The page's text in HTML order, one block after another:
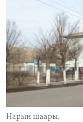
ЭЖЕ-СИҢДИЛЕР
АЗАТТЫК+
ЫҢГАЙСЫЗ
Русский
ОНЛАЙН ШЕРИНЕ
ЭЕ/АРнун
Нарын шаары.